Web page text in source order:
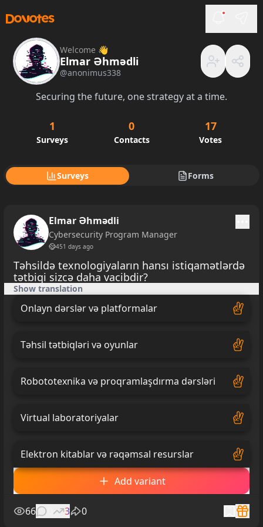
Welcome 👋
Elmar Əhmədli
@anonimus338
Securing the future, one strategy at a time.
1
Surveys
0
Contacts
17
Votes
Surveys Forms
Elmar Əhmədli
Cybersecurity Program Manager
451 days ago
Təhsildə texnologiyaların hansı istiqamətlərdə
tətbiqi sizcə daha vacibdir?
Show translation
Onlayn dərslər və platformalar
Təhsil tətbiqləri və oyunlar
Robototexnika və proqramlaşdırma dərsləri
Virtual laboratoriyalar
Elektron kitablar və rəqəmsal resurslar
Add variant
66 3 0